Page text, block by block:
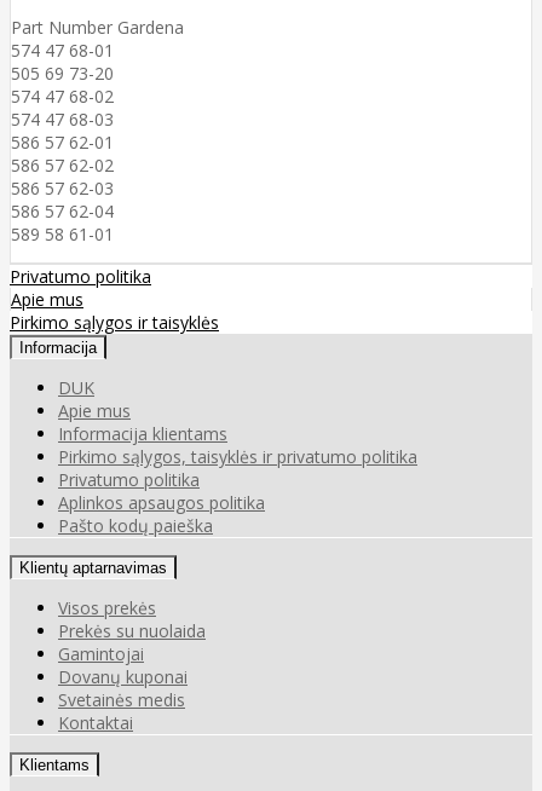
Part Number Gardena
574 47 68-01
505 69 73-20
574 47 68-02
574 47 68-03
586 57 62-01
586 57 62-02
586 57 62-03
586 57 62-04
589 58 61-01
Privatumo politika
Apie mus
Pirkimo sąlygos ir taisyklės
Informacija
DUK
Apie mus
Informacija klientams
Pirkimo sąlygos, taisyklės ir privatumo politika
Privatumo politika
Aplinkos apsaugos politika
Pašto kodų paieška
Klientų aptarnavimas
Visos prekės
Prekės su nuolaida
Gamintojai
Dovanų kuponai
Svetainės medis
Kontaktai
Klientams